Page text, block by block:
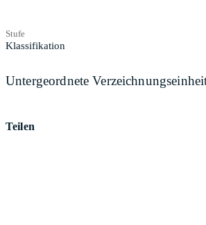
Stufe
Klassifikation
Untergeordnete
Teilen